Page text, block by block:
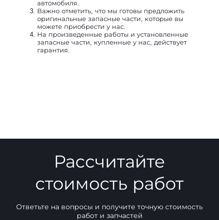
автомобиля.
Важно отметить, что мы готовы предложить
оригинальные запасные части, которые вы
можете приобрести у нас.
На произведенные работы и установленные
запасные части, купленные у нас, действует
гарантия.
Рассчитайте
стоимость работ
Ответьте на вопросы и получите точную стоимость
работ и запчастей